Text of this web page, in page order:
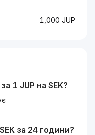
1,000 JUP
1 JUP на SEK?
SEK за 24 години?